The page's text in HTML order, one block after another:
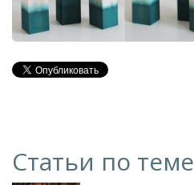
Статьи по теме